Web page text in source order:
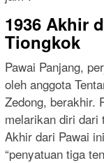
1936 Akhir
Tiongkok
Pawai Panjang,
oleh anggota
Zedong, berakhir.
melarikan diri dari
Akhir dari Pawai
“penyatuan tiga